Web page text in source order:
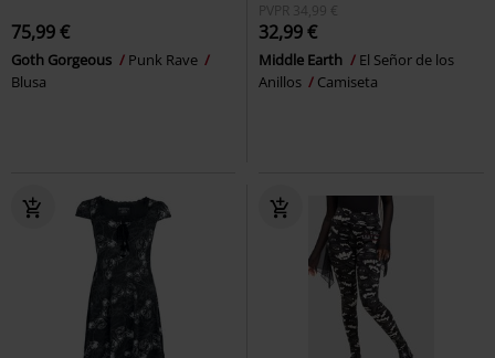
75,99 €
Goth Gorgeous
Punk Rave
Blusa
PVPR 34,99 €
32,99 €
Middle Earth
El Señor de los
Anillos
Camiseta